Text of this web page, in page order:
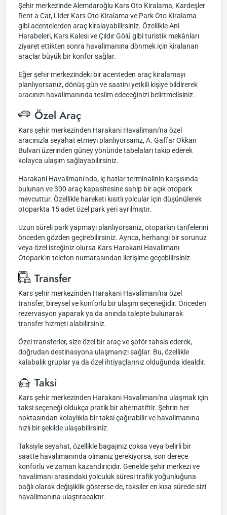
Şehir merkezinde Alemdaroğlu Kars Oto Kiralama, Kardeşler
Rent a Car, Lider Kars Oto Kiralama ve Park Oto Kiralama
gibi acentelerden araç kiralayabilirsiniz. Özellikle Ani
Harabeleri, Kars Kalesi ve Çıldır Gölü gibi turistik mekânları
ziyaret ettikten sonra havalimanına dönmek için kiralanan
araçlar büyük bir konfor sağlar.
Eğer şehir merkezindeki bir acenteden araç kiralamayı
planlıyorsanız, dönüş gün ve saatini yetkili kişiye bildirerek
aracınızı havalimanında teslim edeceğinizi belirtmelisiniz.
Özel Araç
Kars şehir merkezinden Harakani Havalimanı'na özel
aracınızla seyahat etmeyi planlıyorsanız, A. Gaffar Okkan
Bulvarı üzerinden güney yönünde tabelaları takip ederek
kolayca ulaşım sağlayabilirsiniz.
Harakani Havalimanı'nda, iç hatlar terminalinin karşısında
bulunan ve 300 araç kapasitesine sahip bir açık otopark
mevcuttur. Özellikle hareketi kısıtlı yolcular için düşünülerek
otoparkta 15 adet özel park yeri ayrılmıştır.
Uzun süreli park yapmayı planlıyorsanız, otoparkın tarifelerini
önceden gözden geçirebilirsiniz. Ayrıca, herhangi bir sorunuz
veya özel isteğiniz olursa Kars Harakani Havalimanı
Otopark'ın telefon numarasından iletişime geçebilirsiniz.
Transfer
Kars şehir merkezinden Harakani Havalimanı'na özel
transfer, bireysel ve konforlu bir ulaşım seçeneğidir. Önceden
rezervasyon yaparak ya da anında talepte bulunarak
transfer hizmeti alabilirsiniz.
Özel transferler, size özel bir araç ve şoför tahsis ederek,
doğrudan destinasyona ulaşmanızı sağlar. Bu, özellikle
kalabalık gruplar ya da özel ihtiyaçlarınız olduğunda idealdir.
Taksi
Kars şehir merkezinden Harakani Havalimanı'na ulaşmak için
taksi seçeneği oldukça pratik bir alternatiftir. Şehrin her
noktasından kolaylıkla bir taksi çağırabilir ve havalimanına
hızlı bir şekilde ulaşabilirsiniz.
Taksiyle seyahat, özellikle bagajınız çoksa veya belirli bir
saatte havalimanında olmanız gerekiyorsa, son derece
konforlu ve zaman kazandırıcıdır. Genelde şehir merkezi ve
havalimanı arasındaki yolculuk süresi trafik yoğunluğuna
bağlı olarak değişiklik gösterse de, taksiler en kısa sürede sizi
havalimanına ulaştıracaktır.